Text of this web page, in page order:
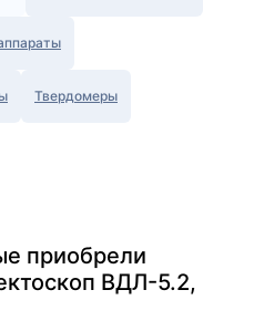
Твердомеры
приобрели
ВДЛ-5.2,